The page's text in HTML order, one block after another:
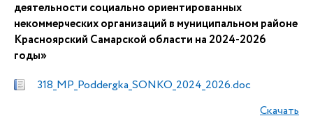
деятельности социально ориентированных
некоммерческих организаций в муниципальном районе
Красноярский Самарской области на 2024-2026
годы»
318_MP_Poddergka_SONKO_2024_2026.doc
Скачать